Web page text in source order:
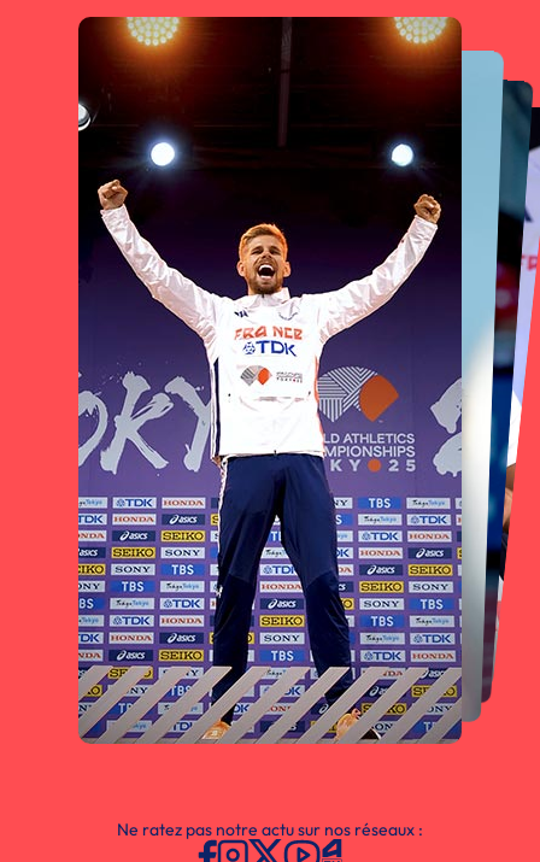
Ne ratez pas notre actu sur nos réseaux :